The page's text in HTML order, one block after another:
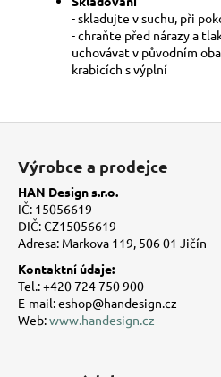
- skladujte v suchu, při
- chraňte před nárazy a
uchovávat v původním
krabicích s výplní
Výrobce a prodejce
HAN Design s.r.o.
IČ: 15056619
DIČ: CZ15056619
Adresa: Markova 119, 506 01 Jičín
Kontaktní údaje:
Tel.: +420 724 750 900
E-mail: eshop@handesign.cz
Web:www.handesign.cz